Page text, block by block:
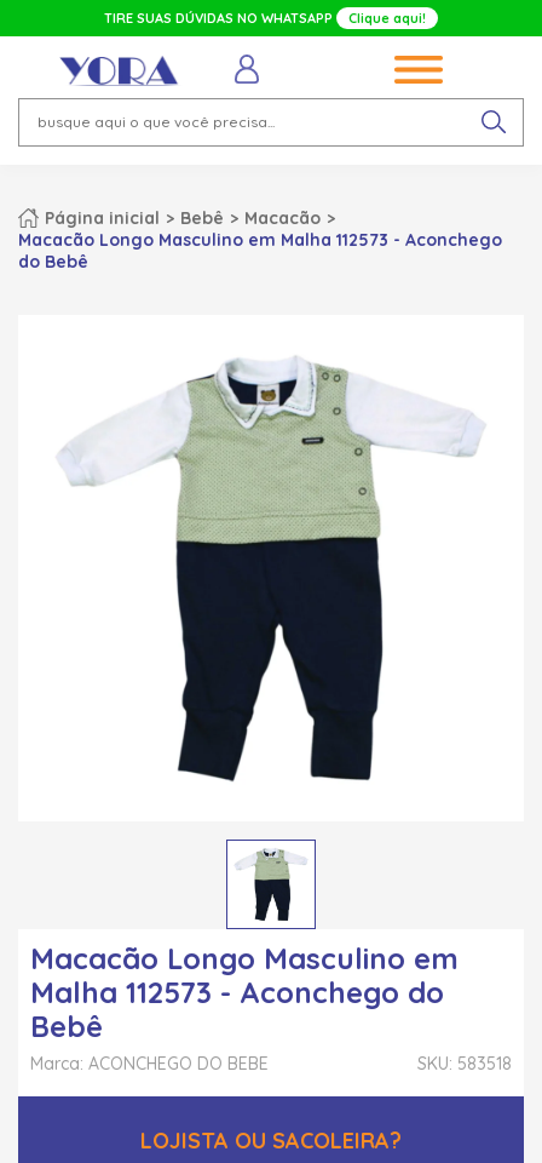
TIRE SUAS DÚVIDAS NO WHATSAPP Clique aqui!
Página inicial Bebê
Macacão
Macacão Longo Masculino em Malha 112573 - Aconchego
do Bebê
Macacão Longo Masculino em
Malha 112573 - Aconchego do
Bebê
SKU: 583518
Marca: ACONCHEGO DO BEBE
LOJISTA OU SACOLEIRA?